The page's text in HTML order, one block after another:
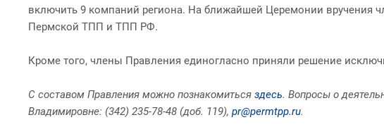
включить 9 компаний региона. На ближайшей Церемонии вручения
Пермской ТПП и ТПП РФ.
Кроме того, члены Правления единогласно приняли решение
С составом Правления можно познакомиться здесь. Вопросы о
Владимировне: (342) 235-78-48 (доб. 119), pr@permtpp.ru.